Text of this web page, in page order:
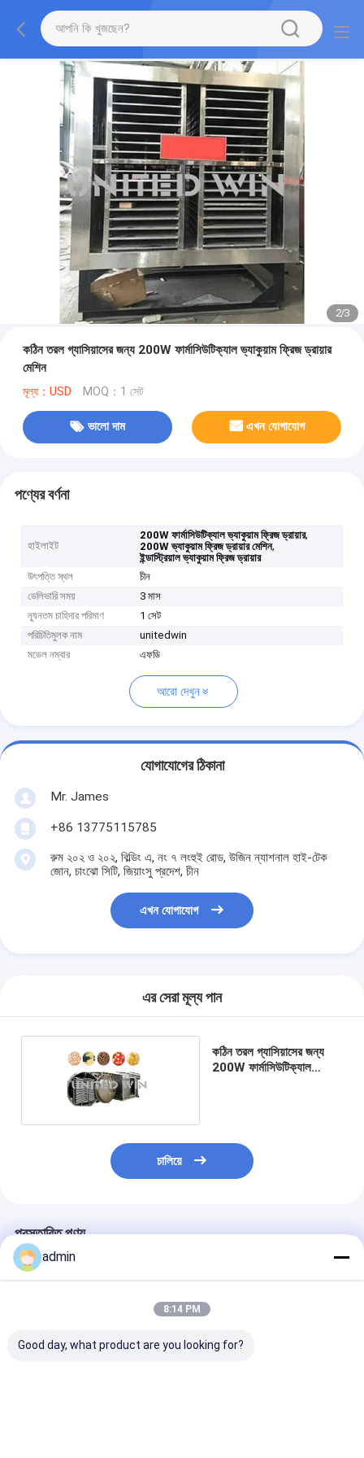
2/3
কঠিন তরল গ্যাসিয়াসের জন্য 200W ফার্মাসিউটিক্যাল ভ্যাকুয়াম ফ্রিজ ড্রায়ার
মেশিন
মূল্য：USD MOQ：1 সেট
ভালো দাম এখন যোগাযোগ
পণ্যের বর্ণনা
হাইলাইট
200W ফার্মাসিউটিক্যাল ভ্যাকুয়াম ফ্রিজ ড্রায়ার,
200W ভ্যাকুয়াম ফ্রিজ ড্রায়ার মেশিন,
ইন্ডাস্ট্রিয়াল ভ্যাকুয়াম ফ্রিজ ড্রায়ার
উৎপত্তি স্থল
চীন
ডেলিভারি সময়
3 মাস
ন্যূনতম চাহিদার পরিমাণ
1 সেট
পরিচিতিমুলক নাম
unitedwin
মডেল নম্বার
এফডি
আরো দেখুন
যোগাযোগের ঠিকানা
Mr. James
+86 13775115785
রুম ২০২ ও ২০২, বিল্ডিং এ, নং ৭ লংহুই রোড, উজিন ন্যাশনাল হাই-টেক
জোন, চাংঝো সিটি, জিয়াংসু প্রদেশ, চীন
এখন যোগাযোগ
এর সেরা মূল্য পান
কঠিন তরল গ্যাসিয়াসের জন্য
200W ফার্মাসিউটিক্যাল
চালিয়ে
প্রস্তাবিত পণ্য
admin
8:14 PM
Good day, what product are you looking for?